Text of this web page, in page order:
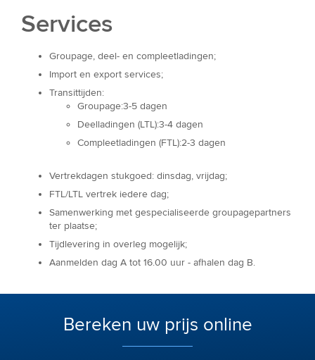
Services
Groupage, deel- en compleetladingen;
Import en export services;
Transittijden:
Groupage:3-5 dagen
Deelladingen (LTL):3-4 dagen
Compleetladingen (FTL):2-3 dagen
Vertrekdagen stukgoed: dinsdag, vrijdag;
FTL/LTL vertrek iedere dag;
Samenwerking met gespecialiseerde groupagepartners
ter plaatse;
Tijdlevering in overleg mogelijk;
Aanmelden dag A tot 16.00 uur - afhalen dag B.
Bereken uw prijs online